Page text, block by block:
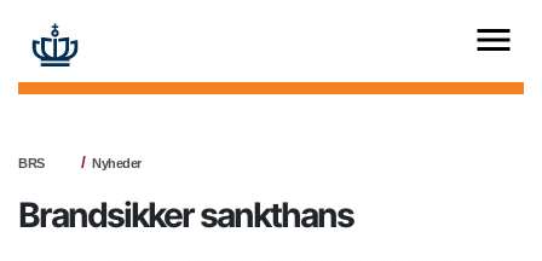
BRS Nyheder
Brandsikker sankthans